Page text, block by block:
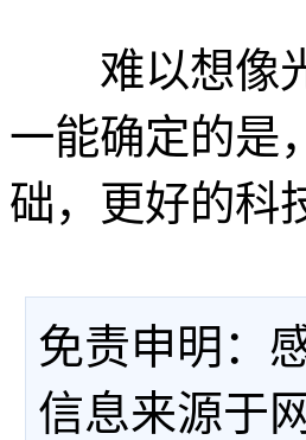
难以想像光
一能确定的是
础，更好的科
免责申明：
信息来源于